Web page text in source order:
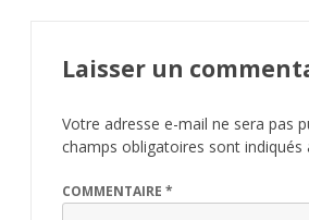
Laisser un
Votre adresse e-mail ne sera pas
champs obligatoires sont indiqués
COMMENTAIRE *